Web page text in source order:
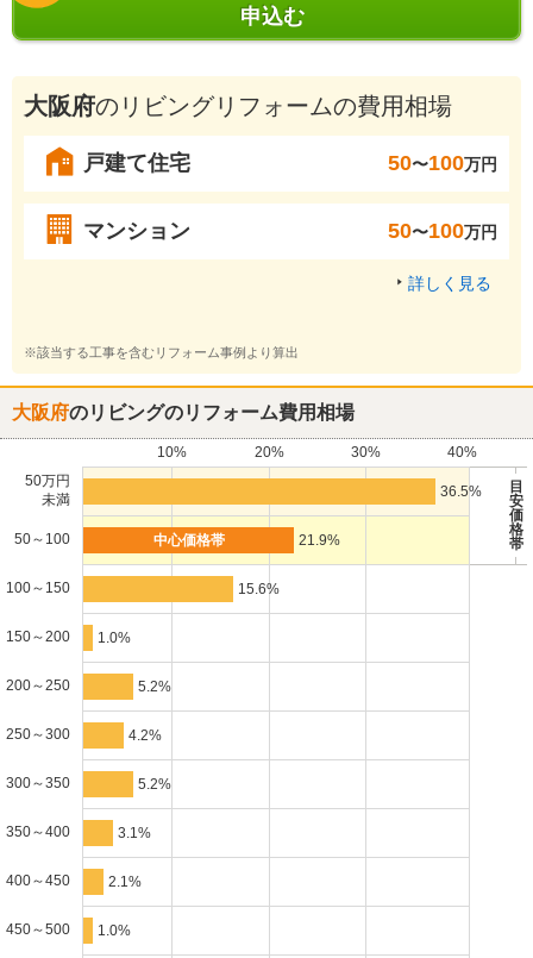
申込む
大阪府のリビングリフォームの費用相場
戸建て住宅 50〜100万円
マンション 50〜100万円
詳しく見る
※該当する工事を含むリフォーム事例より算出
大阪府のリビングのリフォーム費用相場
10% 20% 30%
40%
50万円
未満
36.5%
目
安
価
格
帯
50～100 21.9%
100～150 15.6%
150～200 1.0%
200～250 5.2%
250～300 4.2%
300～350 5.2%
350～400 3.1%
400～450 2.1%
450～500 1.0%